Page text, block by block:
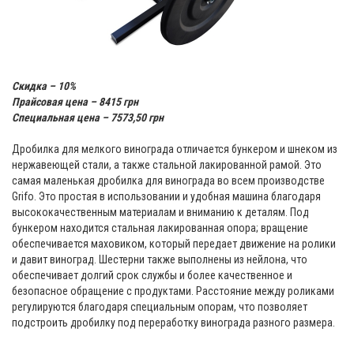
Скидка – 10%
Прайсовая цена – 8415 грн
Специальная цена – 7573,50 грн
Дробилка для мелкого винограда отличается бункером и шнеком из
нержавеющей стали, а также стальной лакированной рамой. Это
самая маленькая дробилка для винограда во всем производстве
Grifo. Это простая в использовании и удобная машина благодаря
высококачественным материалам и вниманию к деталям. Под
бункером находится стальная лакированная опора; вращение
обеспечивается маховиком, который передает движение на ролики
и давит виноград. Шестерни также выполнены из нейлона, что
обеспечивает долгий срок службы и более качественное и
безопасное обращение с продуктами. Расстояние между роликами
регулируются благодаря специальным опорам, что позволяет
подстроить дробилку под переработку винограда разного размера.